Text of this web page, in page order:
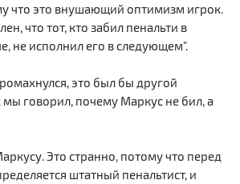
что это внушающий оптимизм игрок.
что тот, кто забил пенальти в
не исполнил его в следующем".
это был бы другой
мы говорил, почему Маркус не бил, а
Это странно, потому что перед
штатный пенальтист, и